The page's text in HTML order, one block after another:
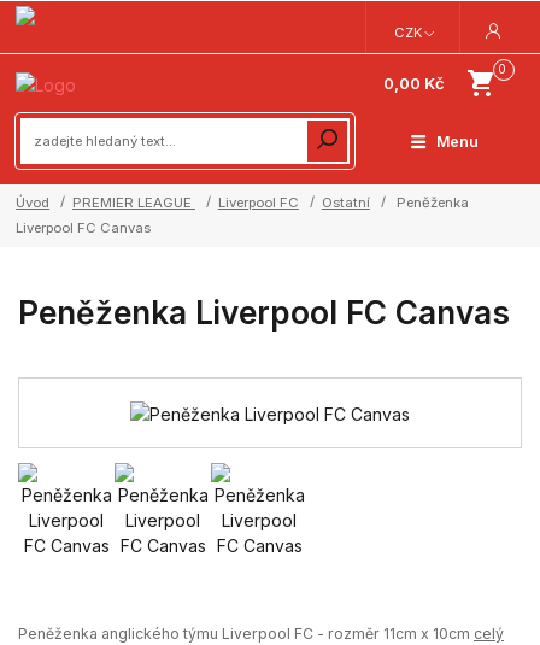
Menu
CZK
0
0,00 Kč
Úvod PREMIER LEAGUE Liverpool FC Ostatní
Peněženka
Liverpool FC Canvas
Peněženka Liverpool FC Canvas
Peněženka anglického týmu Liverpool FC - rozměr 11cm x 10cm celý